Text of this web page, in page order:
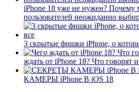
iPhone 18 уже не нужен?
пользователей неожиданно
3 скрытые фишки iPhone, о
ждать от iPhone 18? Что говорят
КАМЕРЫ iPhone В iOS 18